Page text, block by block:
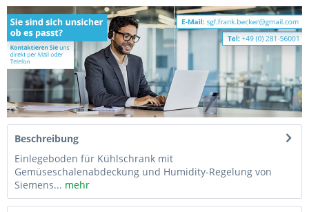
Beschreibung
Einlegeboden für Kühlschrank mit
Gemüseschalenabdeckung und Humidity-Regelung von
Siemens... mehr